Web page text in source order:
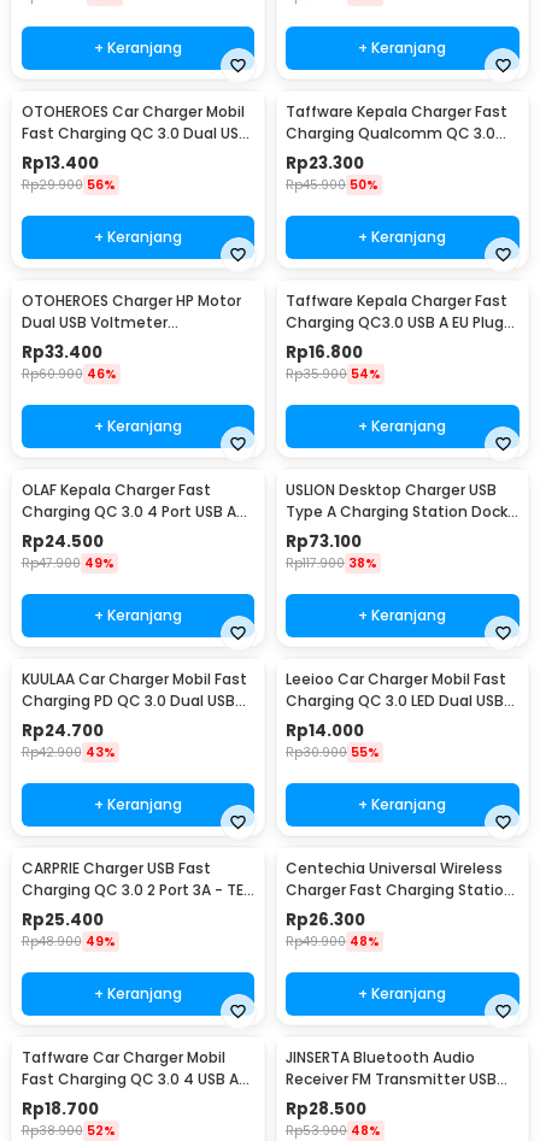
+ Keranjang + Keranjang
OTOHEROES Car Charger Mobil
Fast Charging QC 3.0 Dual USB
3.1A 30W - DC-681
Rp13.400
Rp29.900 56%
+ Keranjang
Taffware Kepala Charger Fast
Charging Qualcomm QC 3.0
USB 3 Port USB - AR-QC-03
Rp23.300
Rp45.900 50%
+ Keranjang
OTOHEROES Charger HP Motor
Dual USB Voltmeter
Waterproof 4.2A - Y451
Rp33.400
Rp60.900 46%
+ Keranjang
Taffware Kepala Charger Fast
Charging QC3.0 USB A EU Plug
3A 18W - TE-007
Rp16.800
Rp35.900 54%
+ Keranjang
OLAF Kepala Charger Fast
Charging QC 3.0 4 Port USB A
48 W - BK-376
Rp24.500
Rp47.900 49%
+ Keranjang
USLION Desktop Charger USB
Type A Charging Station Dock
5 Port 4A - US04
Rp73.100
Rp117.900 38%
+ Keranjang
KUULAA Car Charger Mobil Fast
Charging PD QC 3.0 Dual USB
1.67A 20W - A318
Rp24.700
Rp42.900 43%
+ Keranjang
Leeioo Car Charger Mobil Fast
Charging QC 3.0 LED Dual USB
Port 2.4A - LE001
Rp14.000
Rp30.900 55%
+ Keranjang
CARPRIE Charger USB Fast
Charging QC 3.0 2 Port 3A - TE-
820
Rp25.400
Rp48.900 49%
+ Keranjang
Centechia Universal Wireless
Charger Fast Charging Station
Base 2A 10W - K8
Rp26.300
Rp49.900 48%
+ Keranjang
Taffware Car Charger Mobil
Fast Charging QC 3.0 4 USB A
Port 7A 35W - BK-358
Rp18.700
Rp38.900 52%
JINSERTA Bluetooth Audio
Receiver FM Transmitter USB
Charger - X8
Rp28.500
Rp53.900 48%